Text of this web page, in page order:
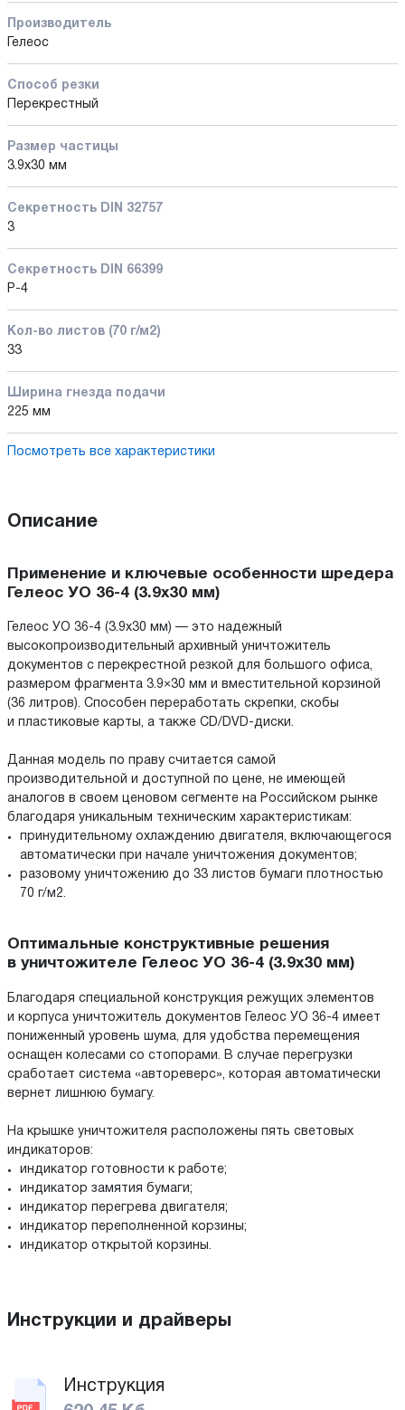
Производитель
Гелеос
Способ резки
Перекрестный
Размер частицы
3.9x30 мм
Секретность DIN 32757
3
Секретность DIN 66399
P-4
Кол-во листов (70 г/м2)
33
Ширина гнезда подачи
225 мм
Посмотреть все характеристики
Описание
Применение и ключевые особенности шредера
Гелеос УО 36-4 (3.9x30 мм)
Гелеос УО 36-4 (3.9x30 мм) — это надежный
высокопроизводительный архивный уничтожитель
документов с перекрестной резкой для большого офиса,
размером фрагмента 3.9×30 мм и вместительной корзиной
(36 литров). Способен переработать скрепки, скобы
и пластиковые карты, а также CD/DVD-диски.
Данная модель по праву считается самой
производительной и доступной по цене, не имеющей
аналогов в своем ценовом сегменте на Российском рынке
благодаря уникальным техническим характеристикам:
принудительному охлаждению двигателя, включающегося
автоматически при начале уничтожения документов;
разовому уничтожению до 33 листов бумаги плотностью
70 г/м2.
Оптимальные конструктивные решения
в уничтожителе Гелеос УО 36-4 (3.9x30 мм)
Благодаря специальной конструкция режущих элементов
и корпуса уничтожитель документов Гелеос УО 36-4 имеет
пониженный уровень шума, для удобства перемещения
оснащен колесами со стопорами. В случае перегрузки
сработает система «автореверс», которая автоматически
вернет лишнюю бумагу.
На крышке уничтожителя расположены пять световых
индикаторов:
индикатор готовности к работе;
индикатор замятия бумаги;
индикатор перегрева двигателя;
индикатор переполненной корзины;
индикатор открытой корзины.
Инструкции и драйверы
Инструкция